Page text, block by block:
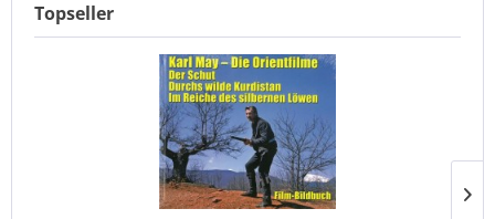
Topseller